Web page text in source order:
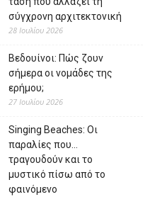
σύγχρονη αρχιτεκτονική
28 Ιουλίου 2026
Βεδουίνοι: Πώς ζουν
σήμερα οι νομάδες της
ερήμου;
27 Ιουλίου 2026
Singing Beaches: Οι
παραλίες που…
τραγουδούν και το
μυστικό πίσω από το
φαινόμενο